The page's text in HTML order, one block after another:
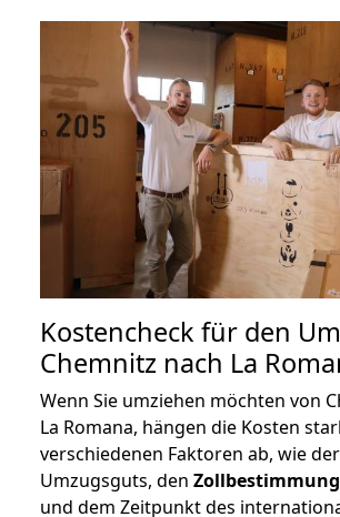
Kostencheck für den
Chemnitz nach La
Wenn Sie umziehen möchten von
La Romana, hängen die Kosten
verschiedenen Faktoren ab, wie
Umzugsguts, den
und dem Zeitpunkt des